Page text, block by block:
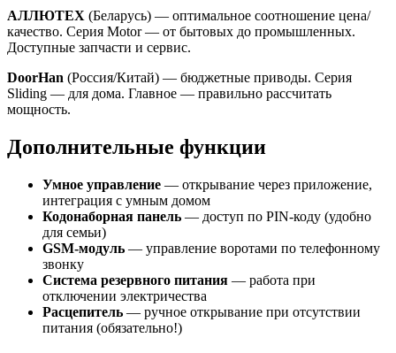
АЛЛЮТЕХ (Беларусь) — оптимальное соотношение цена/
качество. Серия Motor — от бытовых до промышленных.
Доступные запчасти и сервис.
DoorHan (Россия/Китай) — бюджетные приводы. Серия
Sliding — для дома. Главное — правильно рассчитать
мощность.
Дополнительные функции
Умное управление — открывание через приложение,
интеграция с умным домом
Кодонаборная панель — доступ по PIN-коду (удобно
для семьи)
GSM-модуль — управление воротами по телефонному
звонку
Система резервного питания — работа при
отключении электричества
Расцепитель — ручное открывание при отсутствии
питания (обязательно!)